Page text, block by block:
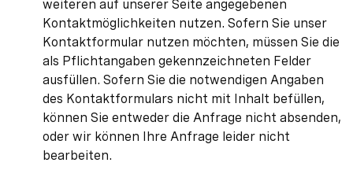
weiteren auf unserer Seite angegebenen
Kontaktmöglichkeiten nutzen. Sofern Sie unser
Kontaktformular nutzen möchten, müssen Sie die
als Pflichtangaben gekennzeichneten Felder
ausfüllen. Sofern Sie die notwendigen Angaben
des Kontaktformulars nicht mit Inhalt befüllen,
können Sie entweder die Anfrage nicht absenden,
oder wir können Ihre Anfrage leider nicht
bearbeiten.